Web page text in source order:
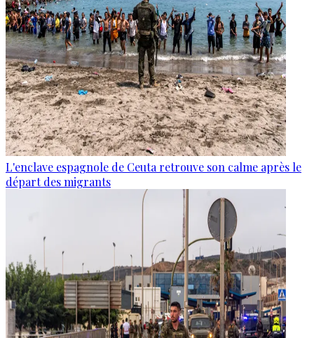
L'enclave espagnole de Ceuta retrouve son calme après le
départ des migrants